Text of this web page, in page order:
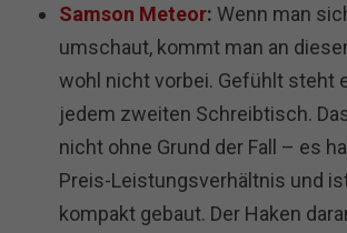
Samson Meteor: Wenn man
umschaut, kommt man an
wohl nicht vorbei. Gefühlt steht
jedem zweiten Schreibtisch.
nicht ohne Grund der Fall – es
Preis-Leistungsverhältnis und
kompakt gebaut. Der Haken